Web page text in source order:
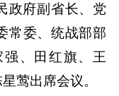
政府副省长、党
常委、统战部部
、田红旗、王
莺出席会议。